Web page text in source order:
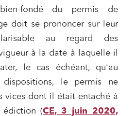
fondé du permis de
doit se prononcer sur leur
au regard des
à la date à laquelle il
le cas échéant, qu'au
le permis ne
vices dont il était entaché à
édiction (CE, 3 juin 2020,